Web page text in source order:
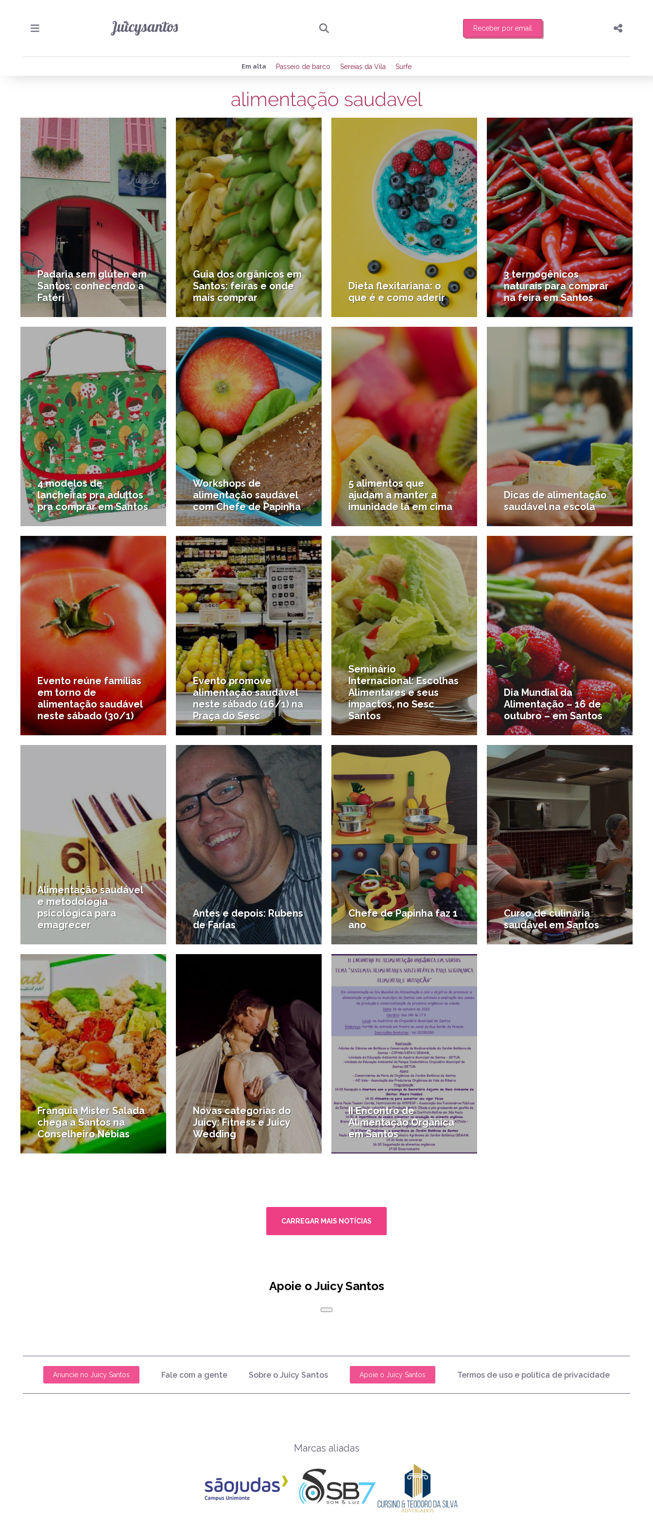
Receber por email
Preencha seus dados para receber toda sexta-feira de manhã o resumo
de eventos e notícias da região.
Quero receber novidades
Compartilhar
Publicar no Facebook
Publicar no X
Em alta Passeio de barco Sereias da Vila Surfe
alimentação saudavel
Padaria sem glúten em
Santos: conhecendo a
Fatéri
Guia dos orgânicos em
Santos: feiras e onde
mais comprar
Dieta flexitariana: o
que é e como aderir
3 termogênicos
naturais para comprar
na feira em Santos
8/02/2017
4 modelos de
lancheiras pra adultos
pra comprar em Santos
6/01/2017
Workshops de
alimentação saudável
com Chefe de Papinha
25/04/2016
5 alimentos que
ajudam a manter a
imunidade lá em cima
24/02/2016
Dicas de alimentação
saudável na escola
28/01/2016
Evento reúne famílias
em torno de
alimentação saudável
neste sábado (30/1)
14/01/2016
Evento promove
alimentação saudável
neste sábado (16/1) na
Praça do Sesc
27/10/2015
Seminário
Internacional: Escolhas
Alimentares e seus
impactos, no Sesc
Santos
15/10/2015
Dia Mundial da
Alimentação – 16 de
outubro – em Santos
26/09/2015
Alimentação saudável
e metodologia
psicológica para
emagrecer
5/02/2015
Antes e depois: Rubens
de Farias
24/08/2014
Chefe de Papinha faz 1
ano
1/05/2014
Curso de culinária
saudável em Santos
13/12/2013
Franquia Mister Salada
chega a Santos na
Conselheiro Nébias
17/11/2013
Novas categorias do
Juicy: Fitness e Juicy
Wedding
15/10/2013
II Encontro de
Alimentação Orgânica
em Santos
CARREGAR MAIS NOTÍCIAS
Apoie o Juicy Santos
Anuncie no Juicy Santos Fale com a gente Sobre o Juicy Santos Apoie o Juicy Santos Termos de uso e política de privacidade
Marcas aliadas